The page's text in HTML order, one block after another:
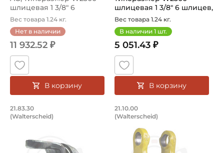
шлицевая 1 3/8" 6
шлицев...
Вес товара 1.24 кг.
Нет в наличии
11 932.52 ₽
В корзину
шлицевая 1 3/8" 6 шлицев,
д...
Вес товара 1.24 кг.
В наличии 1 шт.
5 051.43 ₽
В корзину
Вилка соединительная ASGE,
Вилка соединительная быстросъемная ASGE, артикул
21.83.30
(Walterscheid)
Вилка
Вилка соединительная AG,
21.10.00
(Walterscheid)